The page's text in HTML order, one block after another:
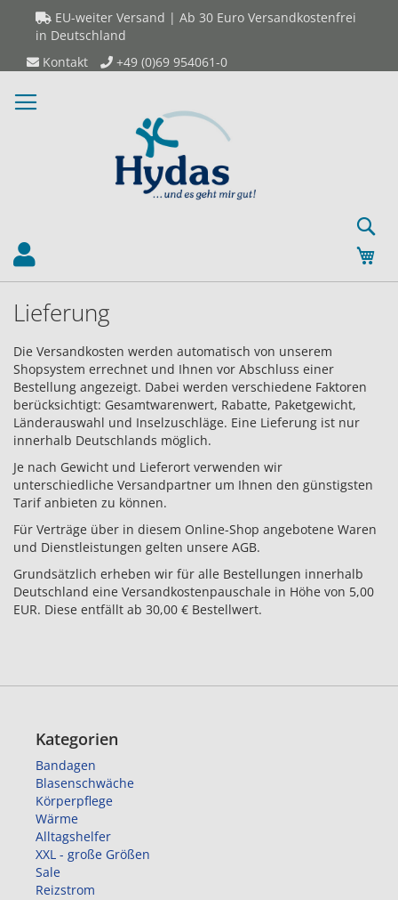
Direkt
zum
Inhalt
EU-weiter Versand | Ab 30 Euro Versandkostenfrei
in Deutschland
Kontakt
+49 (0)69 954061-0
Lieferung
Die Versandkosten werden automatisch von unserem
Shopsystem errechnet und Ihnen vor Abschluss einer
Bestellung angezeigt. Dabei werden verschiedene Faktoren
berücksichtigt: Gesamtwarenwert, Rabatte, Paketgewicht,
Länderauswahl und Inselzuschläge. Eine Lieferung ist nur
innerhalb Deutschlands möglich.
Je nach Gewicht und Lieferort verwenden wir
unterschiedliche Versandpartner um Ihnen den günstigsten
Tarif anbieten zu können.
Für Verträge über in diesem Online-Shop angebotene Waren
und Dienstleistungen gelten unsere AGB.
Grundsätzlich erheben wir für alle Bestellungen innerhalb
Deutschland eine Versandkostenpauschale in Höhe von 5,00
EUR. Diese entfällt ab 30,00 € Bestellwert.
Kategorien
Bandagen
Blasenschwäche
Körperpflege
Wärme
Alltagshelfer
XXL - große Größen
Sale
Reizstrom